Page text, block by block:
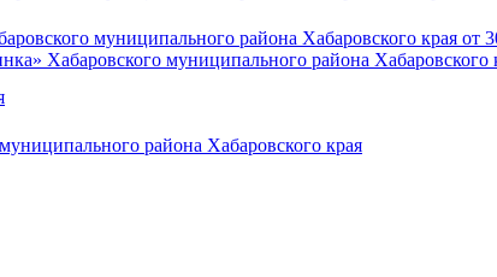
муниципального района Хабаровского края от
Хабаровского муниципального района Хабаровского
района Хабаровского края